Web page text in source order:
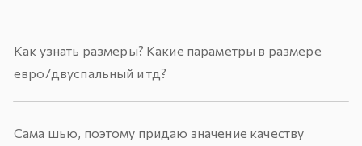
Как узнать размеры? Какие параметры в размере
евро/двуспальный и тд?
Сама шью, поэтому придаю значение качеству